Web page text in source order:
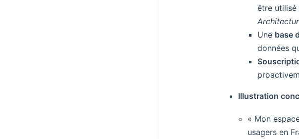
être utilisé
Une base
données
Illustration
« Mon
usagers en